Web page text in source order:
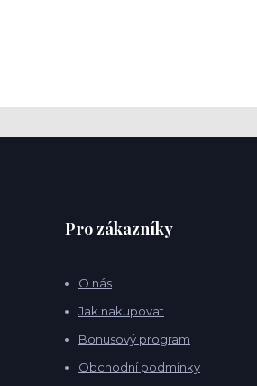
Pro zákazníky
O nás
Jak nakupovat
Bonusový program
Obchodní podmínky